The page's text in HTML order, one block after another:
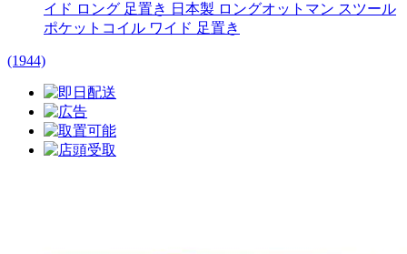
イド ロング 足置き 日本製 ロングオットマン スツール
ポケットコイル ワイド 足置き
(1944)